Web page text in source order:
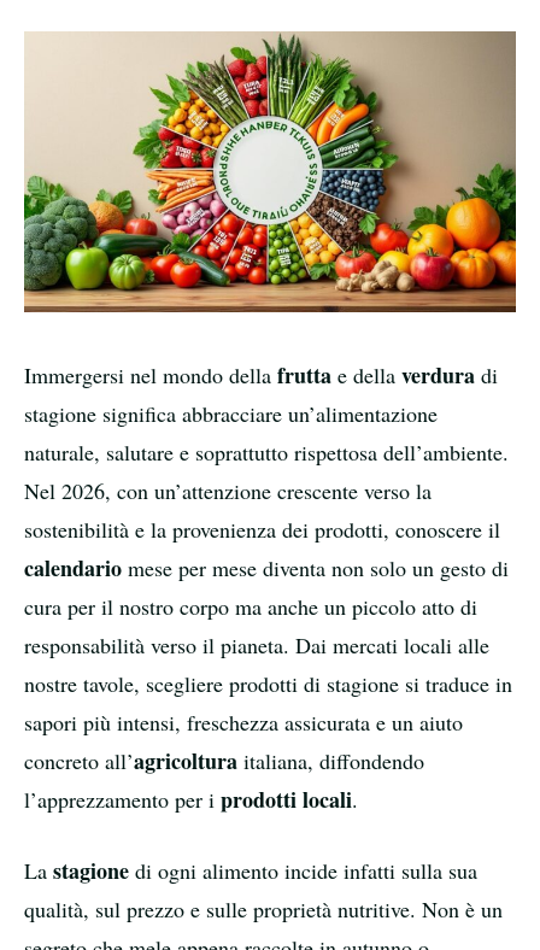
Immergersi nel mondo della frutta e della verdura di
stagione significa abbracciare un’alimentazione
naturale, salutare e soprattutto rispettosa dell’ambiente.
Nel 2026, con un’attenzione crescente verso la
sostenibilità e la provenienza dei prodotti, conoscere il
calendario mese per mese diventa non solo un gesto di
cura per il nostro corpo ma anche un piccolo atto di
responsabilità verso il pianeta. Dai mercati locali alle
nostre tavole, scegliere prodotti di stagione si traduce in
sapori più intensi, freschezza assicurata e un aiuto
concreto all’agricoltura italiana, diffondendo
l’apprezzamento per i prodotti locali.
La stagione di ogni alimento incide infatti sulla sua
qualità, sul prezzo e sulle proprietà nutritive. Non è un